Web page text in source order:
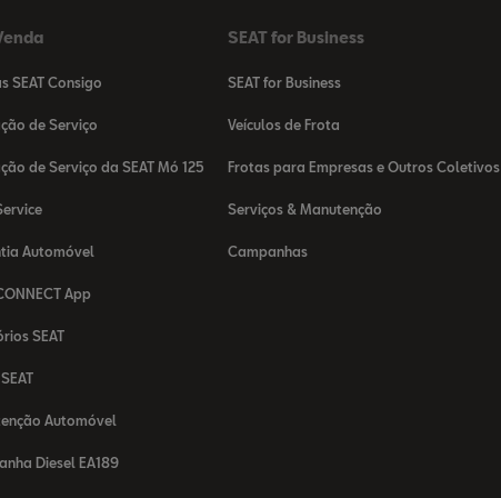
SEAT Consigo
de Serviço
de Serviço da SEAT Mó 125
Automóvel
App
SEAT
Automóvel
Diesel EA189
SEAT for Business
SEAT for Business
Veículos de Frota
Frotas para Empresas e Outros Coletivos
Serviços & Manutenção
Campanhas